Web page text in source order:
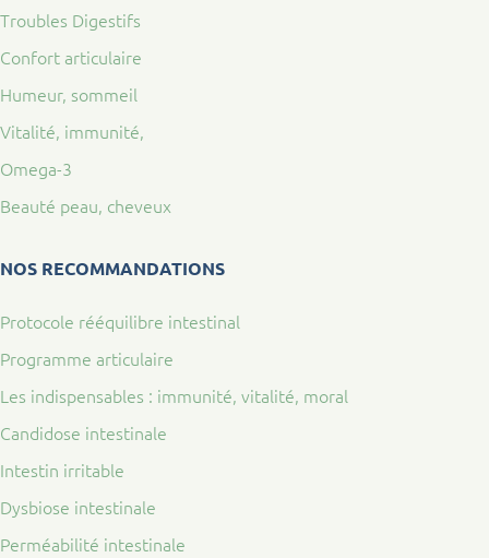
Troubles Digestifs
Confort articulaire
Humeur, sommeil
Vitalité, immunité,
Omega-3
Beauté peau, cheveux
NOS RECOMMANDATIONS
Protocole rééquilibre intestinal
Programme articulaire
Les indispensables : immunité, vitalité, moral
Candidose intestinale
Intestin irritable
Dysbiose intestinale
Perméabilité intestinale